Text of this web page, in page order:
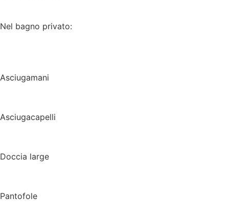
Nel bagno privato:
Asciugamani
Asciugacapelli
Doccia large
Pantofole